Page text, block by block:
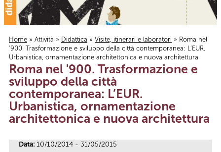
Tu sei qui
Home » Attività » Didattica » Visite, itinerari e laboratori » Roma nel
'900. Trasformazione e sviluppo della città contemporanea: L’EUR.
Urbanistica, ornamentazione architettonica e nuova architettura
Roma nel '900. Trasformazione e
sviluppo della città
contemporanea: L’EUR.
Urbanistica, ornamentazione
architettonica e nuova architettura
Data: 10/10/2014 - 31/05/2015